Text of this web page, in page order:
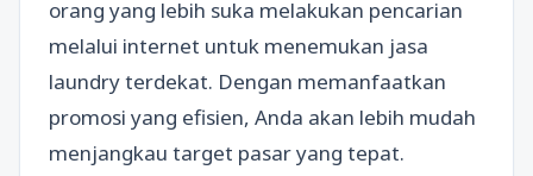
orang yang lebih suka melakukan pencarian
melalui internet untuk menemukan jasa
laundry terdekat. Dengan memanfaatkan
promosi yang efisien, Anda akan lebih mudah
menjangkau target pasar yang tepat.